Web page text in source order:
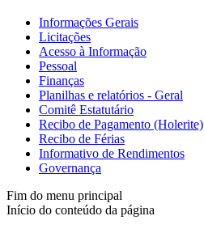
Informações Gerais
Licitações
Acesso à Informação
Pessoal
Finanças
Planilhas e relatórios - Geral
Comitê Estatutário
Recibo de Pagamento (Holerite)
Recibo de Férias
Informativo de Rendimentos
Governança
Fim do menu principal
Início do conteúdo da página